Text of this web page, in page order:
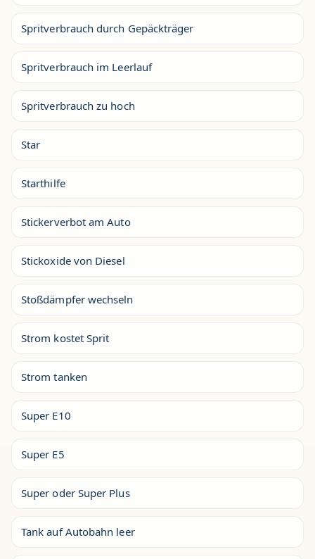
Spritverbrauch durch Gepäckträger
Spritverbrauch im Leerlauf
Spritverbrauch zu hoch
Star
Starthilfe
Stickerverbot am Auto
Stickoxide von Diesel
Stoßdämpfer wechseln
Strom kostet Sprit
Strom tanken
Super E10
Super E5
Super oder Super Plus
Tank auf Autobahn leer